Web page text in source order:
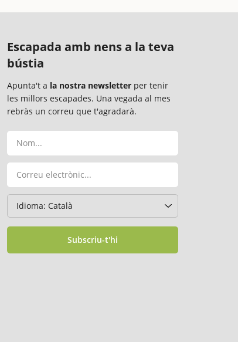
Escapada amb nens a la teva
bústia
Apunta't a la nostra newsletter per tenir
les millors escapades. Una vegada al mes
rebràs un correu que t'agradarà.
Subscriu-t'hi